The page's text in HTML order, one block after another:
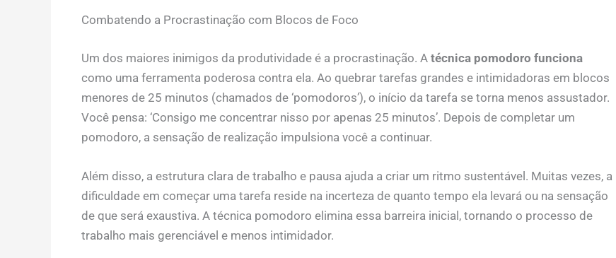
Combatendo a Procrastinação com Blocos de Foco
Um dos maiores inimigos da produtividade é a procrastinação. A técnica pomodoro funciona
como uma ferramenta poderosa contra ela. Ao quebrar tarefas grandes e intimidadoras em blocos
menores de 25 minutos (chamados de ‘pomodoros’), o início da tarefa se torna menos assustador.
Você pensa: ‘Consigo me concentrar nisso por apenas 25 minutos’. Depois de completar um
pomodoro, a sensação de realização impulsiona você a continuar.
Além disso, a estrutura clara de trabalho e pausa ajuda a criar um ritmo sustentável. Muitas vezes, a
dificuldade em começar uma tarefa reside na incerteza de quanto tempo ela levará ou na sensação
de que será exaustiva. A técnica pomodoro elimina essa barreira inicial, tornando o processo de
trabalho mais gerenciável e menos intimidador.